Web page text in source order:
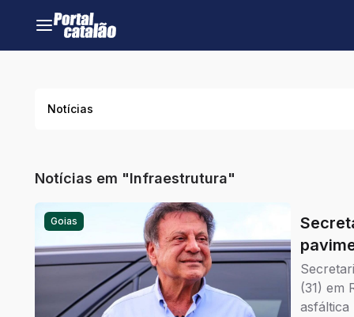
Notícias
Notícias em "Infraestrutura"
Goias
(31) em
asfáltica